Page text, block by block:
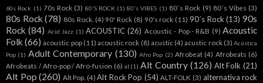
60s Rock (1) 70s Rock (3) 80'S ROCK (1) 80's VIBES (1) 80´s Rock (9) 80´s Vibes (3)
80s Rock (78) 80s Rock. (4) 90' Rock (8) 90's rock (11) 90´s Rock (13) 90s
Rock (84) Acid Jazz (1) ACOUSTIC (26) Acoustic - Pop - R&B (9) Acoustic
Folk (66) acoustic pop (11) acoustic rock (8) acustic (4) acustic rock (3) Acústica
Pop (1) Adult Contemporary (130) Afro Pop (2) Afrobeat (4) Afrobeats (6)
Afrobeats / Afro-pop / Afro-fusion (6) al (1) Alt Country (126) Alt Folk (21)
Alt Pop (260) Alt Pop. (4) Alt Rock Pop (54) ALT-FOLK (3) alternativa rock